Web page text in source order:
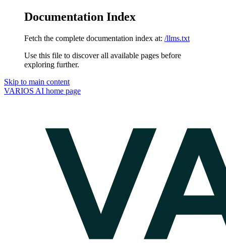
Documentation Index
Fetch the complete documentation index at: /llms.txt
Use this file to discover all available pages before
exploring further.
Skip to main content
VARIOS AI home page